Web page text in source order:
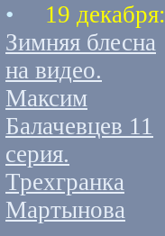
• 19 декабря:
Зимняя блесна
на видео.
Максим
Балачевцев 11
серия.
Трехгранка
Мартынова